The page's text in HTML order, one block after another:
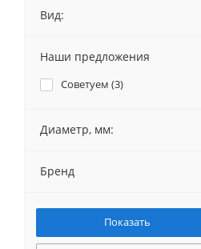
Вид:
Наши предложения
Советуем (3)
Диаметр, мм:
Бренд